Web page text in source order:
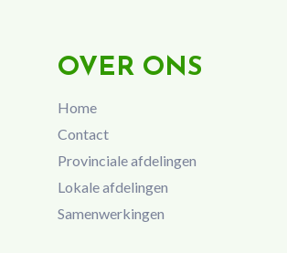
OVER ONS
Home
Contact
Provinciale afdelingen
Lokale afdelingen
Samenwerkingen